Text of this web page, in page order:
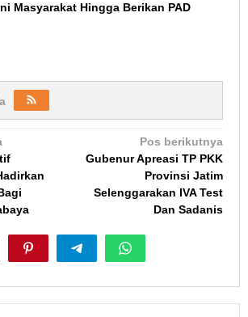
Masyarakat Hingga Berikan PAD
Pos berikutnya
Gubenur Apreasi TP PKK
Provinsi Jatim
Selenggarakan IVA Test
Dan Sadanis